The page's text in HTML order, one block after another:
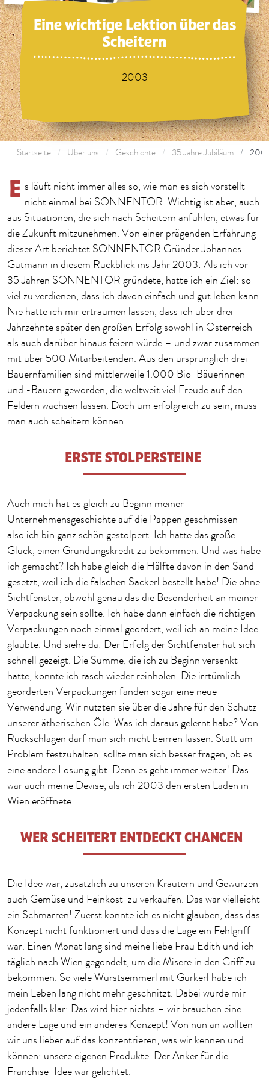
Eine wichtige Lektion über das
Scheitern
2003
Startseite Über uns Geschichte 35 Jahre Jubiläum
E s läuft nicht immer alles so, wie man es sich vorstellt -
nicht einmal bei SONNENTOR. Wichtig ist aber, auch
aus Situationen, die sich nach Scheitern anfühlen, etwas für
die Zukunft mitzunehmen. Von einer prägenden Erfahrung
dieser Art berichtet SONNENTOR Gründer Johannes
Gutmann in diesem Rückblick ins Jahr 2003: Als ich vor
35 Jahren SONNENTOR gründete, hatte ich ein Ziel: so
viel zu verdienen, dass ich davon einfach und gut leben kann.
Nie hätte ich mir erträumen lassen, dass ich über drei
Jahrzehnte später den großen Erfolg sowohl in Österreich
als auch darüber hinaus feiern würde – und zwar zusammen
mit über 500 Mitarbeitenden. Aus den ursprünglich drei
Bauernfamilien sind mittlerweile 1.000 Bio-Bäuerinnen
und -Bauern geworden, die weltweit viel Freude auf den
Feldern wachsen lassen. Doch um erfolgreich zu sein, muss
man auch scheitern können.
ERSTE STOLPERSTEINE
Auch mich hat es gleich zu Beginn meiner
Unternehmensgeschichte auf die Pappen geschmissen –
also ich bin ganz schön gestolpert. Ich hatte das große
Glück, einen Gründungskredit zu bekommen. Und was habe
ich gemacht? Ich habe gleich die Hälfte davon in den Sand
gesetzt, weil ich die falschen Sackerl bestellt habe! Die ohne
Sichtfenster, obwohl genau das die Besonderheit an meiner
Verpackung sein sollte. Ich habe dann einfach die richtigen
Verpackungen noch einmal geordert, weil ich an meine Idee
glaubte. Und siehe da: Der Erfolg der Sichtfenster hat sich
schnell gezeigt. Die Summe, die ich zu Beginn versenkt
hatte, konnte ich rasch wieder reinholen. Die irrtümlich
georderten Verpackungen fanden sogar eine neue
Verwendung. Wir nutzten sie über die Jahre für den Schutz
unserer ätherischen Öle. Was ich daraus gelernt habe? Von
Rückschlägen darf man sich nicht beirren lassen. Statt am
Problem festzuhalten, sollte man sich besser fragen, ob es
eine andere Lösung gibt. Denn es geht immer weiter! Das
war auch meine Devise, als ich 2003 den ersten Laden in
Wien eröffnete.
WER SCHEITERT ENTDECKT CHANCEN
Die Idee war, zusätzlich zu unseren Kräutern und Gewürzen
auch Gemüse und Feinkost zu verkaufen. Das war vielleicht
ein Schmarren! Zuerst konnte ich es nicht glauben, dass das
Konzept nicht funktioniert und dass die Lage ein Fehlgriff
war. Einen Monat lang sind meine liebe Frau Edith und ich
täglich nach Wien gegondelt, um die Misere in den Griff zu
bekommen. So viele Wurstsemmerl mit Gurkerl habe ich
mein Leben lang nicht mehr geschnitzt. Dabei wurde mir
jedenfalls klar: Das wird hier nichts – wir brauchen eine
andere Lage und ein anderes Konzept! Von nun an wollten
wir uns lieber auf das konzentrieren, was wir kennen und
können: unsere eigenen Produkte. Der Anker für die
Franchise-Idee war gelichtet.